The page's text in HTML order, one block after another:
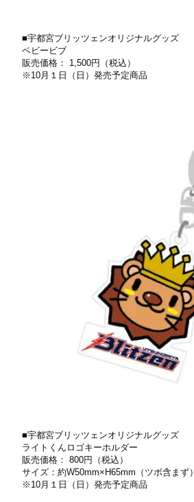
■宇都宮ブリッツェンオリジナルグッズ
ベビービブ
販売価格： 1,500円（税込）
※10⽉１⽇（日）発売予定商品
■宇都宮ブリッツェンオリジナルグッズ
ライトくんロゴキーホルダー
販売価格： 800円（税込）
サイズ：約W50mm×H65mm（ツボ含まず）
※10⽉１⽇（日）発売予定商品